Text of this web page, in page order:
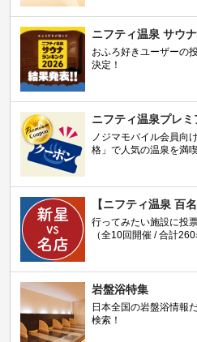
ニフティ温泉 サウ
おふろ好きユーザーの
決定！
ニフティ温泉プレ
ノジマモバイル会員
格」で人気の温泉を満
【ニフティ温泉 百
行ってみたい施設に投
（全10回開催 / 合計260
岩盤浴特集
日本全国の岩盤浴情報
検索！